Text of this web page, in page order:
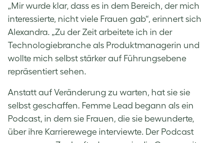
„Mir wurde klar, dass es in dem Bereich, der mich
interessierte, nicht viele Frauen gab“, erinnert sich
Alexandra. „Zu der Zeit arbeitete ich in der
Technologiebranche als Produktmanagerin und
wollte mich selbst stärker auf Führungsebene
repräsentiert sehen.
Anstatt auf Veränderung zu warten, hat sie sie
selbst geschaffen. Femme Lead begann als ein
Podcast, in dem sie Frauen, die sie bewunderte,
über ihre Karrierewege interviewte. Der Podcast